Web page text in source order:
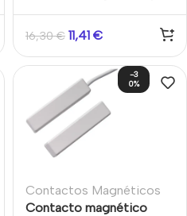
Apertura operativa máx.
12mm. 2m cable. Blanco.
Grado 2
16,30€ 11,41 €
-3
0%
Contactos Magnéticos
Contacto magnético